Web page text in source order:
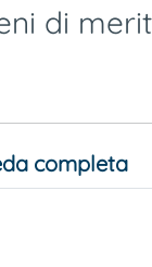
di
completa